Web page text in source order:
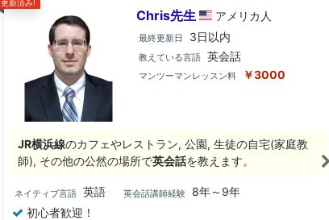
更新済み!
Chris先生 アメリカ 人
最終更新日 3日以内
教えている言語 英会話
マンツーマンレッスン料 ￥3000
JR横浜線のカフェやレストラン, 公園, 生徒の自宅(家庭教
師), その他の公然の場所で英会話を教えます。
ネイティブ言語 英語 英会話講師経験
8年～9年
初心者歓迎！